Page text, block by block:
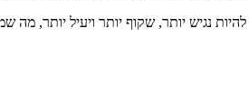
נגיש יותר, שקוף יותר ויעיל יותר,